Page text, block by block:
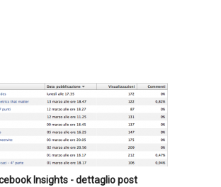
Insights - dettaglio post